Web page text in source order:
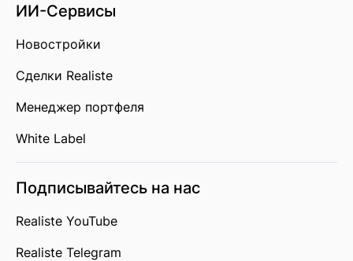
ИИ-Сервисы
Новостройки
Сделки Realiste
Менеджер портфеля
White Label
Подписывайтесь на нас
Realiste YouTube
Realiste Telegram